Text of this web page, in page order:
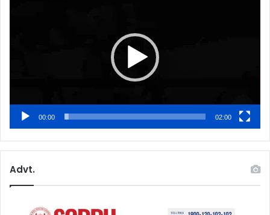
00:00 02:00
Advt.